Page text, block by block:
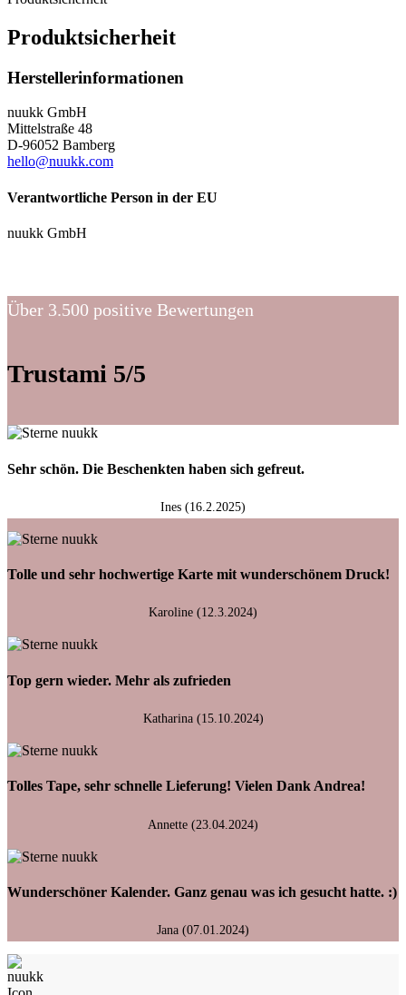
Produktsicherheit
Herstellerinformationen
nuukk GmbH
Mittelstraße 48
D-96052 Bamberg
hello@nuukk.com
Verantwortliche Person in der EU
nuukk GmbH
Über 3.500 positive Bewertungen
Trustami 5/5
Sehr schön. Die Beschenkten haben sich gefreut.
Ines (16.2.2025)
Tolle und sehr hochwertige Karte mit wunderschönem Druck!
Karoline (12.3.2024)
Top gern wieder. Mehr als zufrieden
Katharina (15.10.2024)
Tolles Tape, sehr schnelle Lieferung! Vielen Dank Andrea!
Annette (23.04.2024)
Wunderschöner Kalender. Ganz genau was ich gesucht hatte. :)
Jana (07.01.2024)